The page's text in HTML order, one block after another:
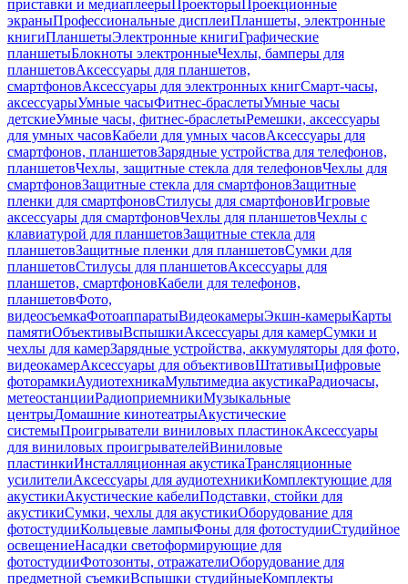
приставки и медиаплеерыПроекторыПроекционные
экраныПрофессиональные дисплеиПланшеты, электронные
книгиПланшетыЭлектронные книгиГрафические
планшетыБлокноты электронныеЧехлы, бамперы для
планшетовАксессуары для планшетов,
смартфоновАксессуары для электронных книгСмарт-часы,
аксессуарыУмные часыФитнес-браслетыУмные часы
детскиеУмные часы, фитнес-браслетыРемешки, аксессуары
для умных часовКабели для умных часовАксессуары для
смартфонов, планшетовЗарядные устройства для телефонов,
планшетовЧехлы, защитные стекла для телефоновЧехлы для
смартфоновЗащитные стекла для смартфоновЗащитные
пленки для смартфоновСтилусы для смартфоновИгровые
аксессуары для смартфоновЧехлы для планшетовЧехлы с
клавиатурой для планшетовЗащитные стекла для
планшетовЗащитные пленки для планшетовСумки для
планшетовСтилусы для планшетовАксессуары для
планшетов, смартфоновКабели для телефонов,
планшетовФото,
видеосъемкаФотоаппаратыВидеокамерыЭкшн-камерыКарты
памятиОбъективыВспышкиАксессуары для камерСумки и
чехлы для камерЗарядные устройства, аккумуляторы для фото,
видеокамерАксессуары для объективовШтативыЦифровые
фоторамкиАудиотехникаМультимедиа акустикаРадиочасы,
метеостанцииРадиоприемникиМузыкальные
центрыДомашние кинотеатрыАкустические
системыПроигрыватели виниловых пластинокАксессуары
для виниловых проигрывателейВиниловые
пластинкиИнсталляционная акустикаТрансляционные
усилителиАксессуары для аудиотехникиКомплектующие для
акустикиАкустические кабелиПодставки, стойки для
акустикиСумки, чехлы для акустикиОборудование для
фотостудииКольцевые лампыФоны для фотостудииСтудийное
освещениеНасадки светоформирующие для
фотостудииФотозонты, отражателиОборудование для
предметной съемкиВспышки студийныеКомплекты